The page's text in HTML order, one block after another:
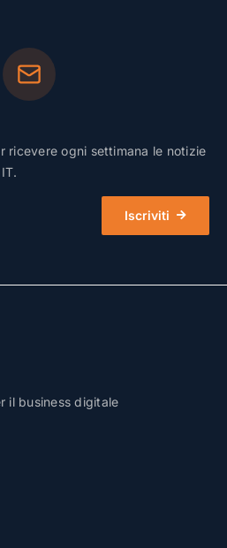
ricevere ogni settimana le notizie
Iscriviti
il business digitale